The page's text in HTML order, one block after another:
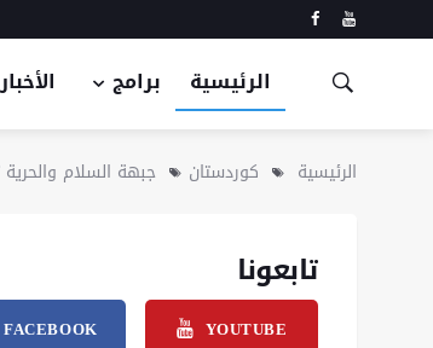
الرئيسية برامج الأخبار
الرئيسية كوردستان جبهة السلام والحرية
تابعونا
FACEBOOK YOUTUBE